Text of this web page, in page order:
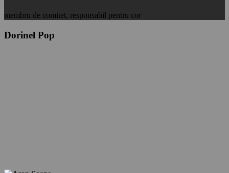
membru de comitet, responsabil pentru cor
Dorinel Pop